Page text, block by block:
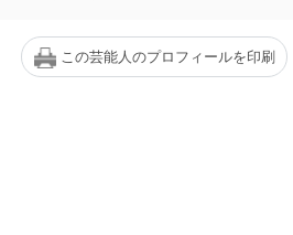
この芸能人のプロフィールを印刷